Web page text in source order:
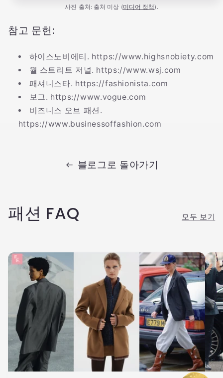
사진 출처: 출처 미상 (미디어 정책).
참고 문헌:
하이스노비에티. https://www.highsnobiety.com
월 스트리트 저널. https://www.wsj.com
패셔니스타. https://fashionista.com
보그. https://www.vogue.com
비즈니스 오브 패션.
https://www.businessoffashion.com
블로그로 돌아가기
패션 FAQ 모두 보기